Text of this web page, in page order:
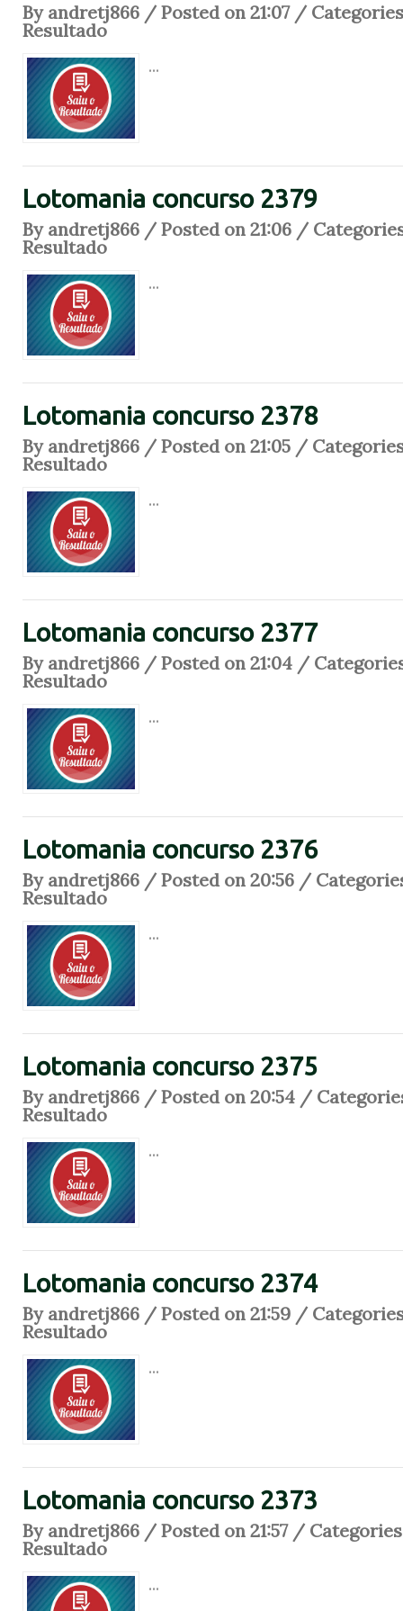
By andretj866 / Posted on 21:07 /
Resultado
...
Lotomania concurso 2379
By andretj866 / Posted on 21:06 /
Resultado
...
Lotomania concurso 2378
By andretj866 / Posted on 21:05 /
Resultado
...
Lotomania concurso 2377
By andretj866 / Posted on 21:04 /
Resultado
...
Lotomania concurso 2376
By andretj866 / Posted on 20:56 /
Resultado
...
Lotomania concurso 2375
By andretj866 / Posted on 20:54 /
Resultado
...
Lotomania concurso 2374
By andretj866 / Posted on 21:59 /
Resultado
...
Lotomania concurso 2373
By andretj866 / Posted on 21:57 /
Resultado
...